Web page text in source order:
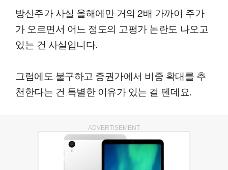
방산주가 사실 올해에만 거의 2배 가까이 주가
가 오르면서 어느 정도의 고평가 논란도 나오고
있는 건 사실입니다.
그럼에도 불구하고 증권가에서 비중 확대를 추
천한다는 건 특별한 이유가 있는 걸 텐데요.
ADVERTISEMENT